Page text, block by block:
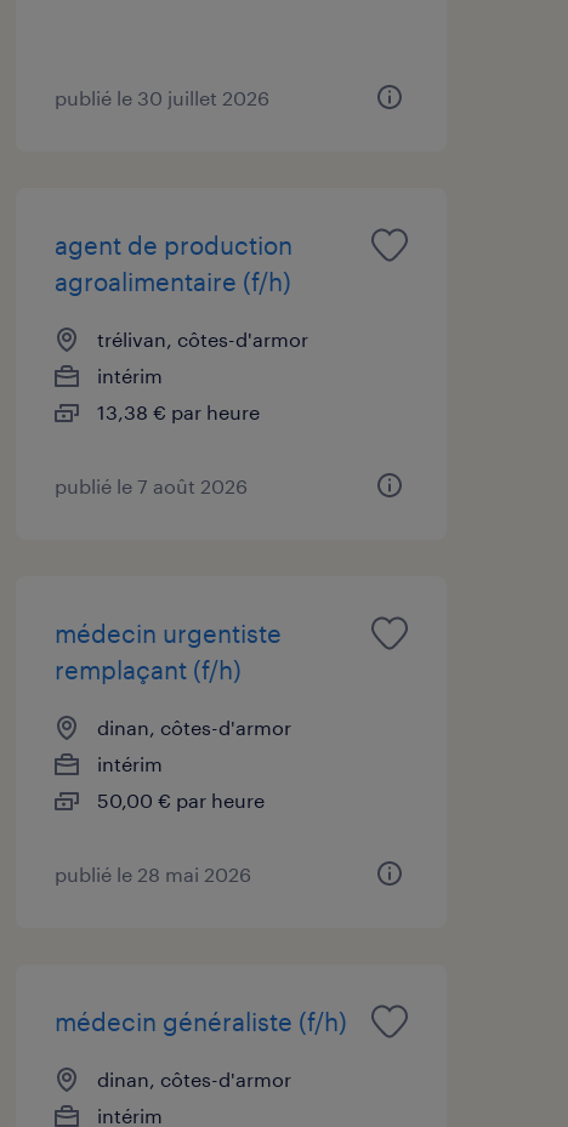
publié le 30 juillet 2026
agent de production
agroalimentaire (f/h)
trélivan, côtes-d'armor
intérim
13,38 € par heure
publié le 7 août 2026
médecin urgentiste
remplaçant (f/h)
dinan, côtes-d'armor
intérim
50,00 € par heure
publié le 28 mai 2026
médecin généraliste (f/h)
dinan, côtes-d'armor
intérim